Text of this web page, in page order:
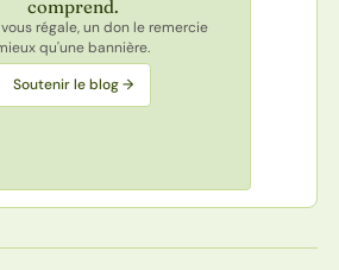
comprend.
régale, un don le remercie
qu'une bannière.
Soutenir le blog →